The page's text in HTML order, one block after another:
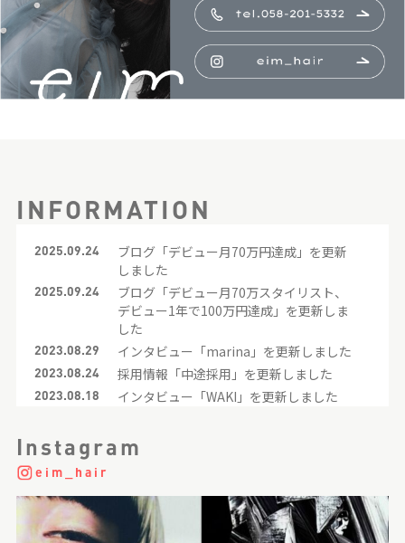
INFORMATION
2025.09.24
ブログ「デビュー月70万円達成」を更新
しました
2025.09.24
ブログ「デビュー月70万スタイリスト、
デビュー1年で100万円達成」を更新しま
した
2023.08.29 インタビュー「marina」を更新しました
2023.08.24 採用情報「中途採用」を更新しました
2023.08.18 インタビュー「WAKI」を更新しました
2023.08.18
採用情報「26年新卒採用」を更新しまし
た
2023.08.17
た
2023.08.17
インタビュー「tomomi」を更新しまし
Instagram
eim_hair